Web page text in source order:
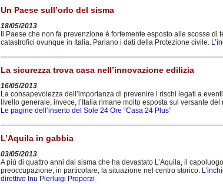
Un Paese sull’orlo del sisma
18/05/2013
Il Paese che non fa prevenzione è fortemente esposto alle scosse di
catastrofici ovunque in Italia. Parlano i dati della Protezione civile.
La sicurezza trova casa nell’innovazione edilizia
16/05/2013
La consapevolezza dell’importanza di prevenire i rischi legati a
livello generale, invece, l’Italia rimane molto esposta sul versante
Le pagine dell’inserto del Sole 24 Ore “Casa 24 Plus”
L’Aquila in gabbia
03/05/2013
A più di quattro anni dal sisma che ha devastato L’Aquila, il
preoccupazione, in particolare, la situazione nel centro storico.
direttivo Inu Pierluigi Properzi